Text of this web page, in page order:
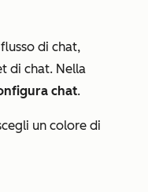
di chat,
di chat. Nella
chat.
un colore di